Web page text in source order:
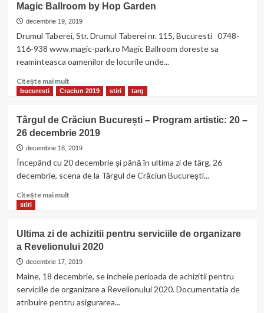
Revelion
2020
de
la
Salonul
Marmura!
Last
Minute
Magic Ballroom by Hop Garden
decembrie 19, 2019
Drumul Taberei, Str. Drumul Taberei nr. 115, Bucuresti 0748-
116-938 www.magic-park.ro Magic Ballroom doreste sa
reaminteasca oamenilor de locurile unde...
Citește mai multCitește
mai
Magic
Ballroom
by
Garden
bucuresti Craciun 2019 stiri targ
Târgul de Crăciun București – Program artistic: 20 –
26 decembrie 2019
decembrie 18, 2019
Începând cu 20 decembrie și până în ultima zi de târg, 26
decembrie, scena de la Târgul de Crăciun București...
Citește mai multCitește
Târgul
de
Crăciun
–
Program
artistic:
stiri
Ultima zi de achizitii pentru serviciile de organizare
a Revelionului 2020
decembrie 17, 2019
Maine, 18 decembrie, se incheie perioada de achizitii pentru
serviciile de organizare a Revelionului 2020. Documentatia de
atribuire pentru asigurarea...